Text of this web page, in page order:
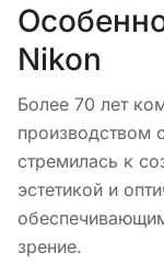
Nikon
Более 70 лет
производством
стремилась к
эстетикой и
зрение.